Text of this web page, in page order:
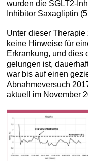
wurden die SGLT2-
Inhibitor Saxagliptin
Unter dieser
keine Hinweise für
Erkrankung, und dies
gelungen ist,
war bis auf einen
Abnahmeversuch
aktuell im November